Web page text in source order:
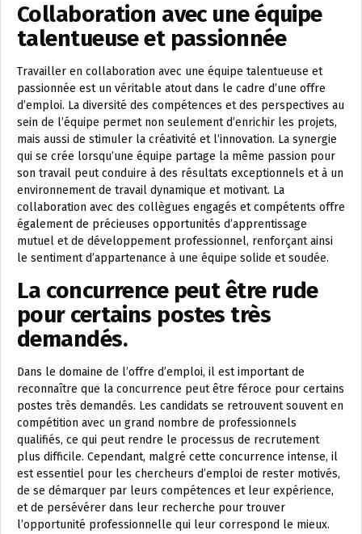
Collaboration avec une équipe
talentueuse et passionnée
Travailler en collaboration avec une équipe talentueuse et
passionnée est un véritable atout dans le cadre d’une offre
d’emploi. La diversité des compétences et des perspectives au
sein de l’équipe permet non seulement d’enrichir les projets,
mais aussi de stimuler la créativité et l’innovation. La synergie
qui se crée lorsqu’une équipe partage la même passion pour
son travail peut conduire à des résultats exceptionnels et à un
environnement de travail dynamique et motivant. La
collaboration avec des collègues engagés et compétents offre
également de précieuses opportunités d’apprentissage
mutuel et de développement professionnel, renforçant ainsi
le sentiment d’appartenance à une équipe solide et soudée.
La concurrence peut être rude
pour certains postes très
demandés.
Dans le domaine de l’offre d’emploi, il est important de
reconnaître que la concurrence peut être féroce pour certains
postes très demandés. Les candidats se retrouvent souvent en
compétition avec un grand nombre de professionnels
qualifiés, ce qui peut rendre le processus de recrutement
plus difficile. Cependant, malgré cette concurrence intense, il
est essentiel pour les chercheurs d’emploi de rester motivés,
de se démarquer par leurs compétences et leur expérience,
et de persévérer dans leur recherche pour trouver
l’opportunité professionnelle qui leur correspond le mieux.